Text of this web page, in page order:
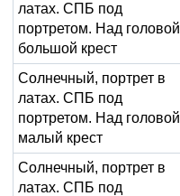
латах. СПБ под
портретом. Над головой
большой крест
Солнечный, портрет в
латах. СПБ под
портретом. Над головой
малый крест
Солнечный, портрет в
латах. СПБ под